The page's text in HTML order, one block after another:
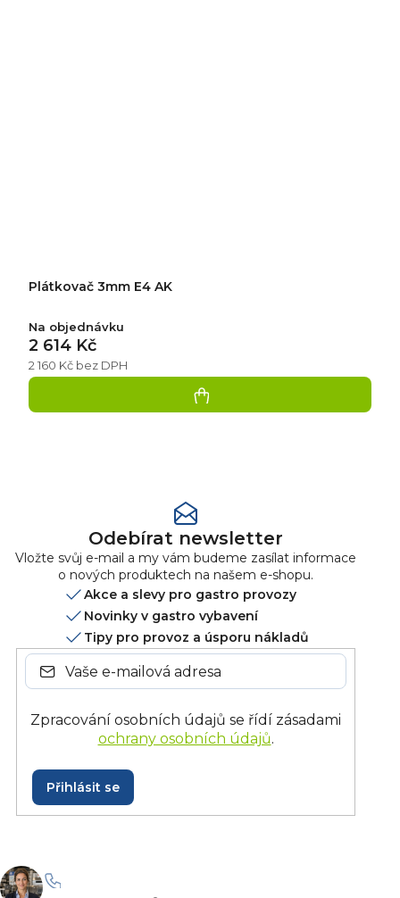
Plátkovač 3mm E4 AK
Na objednávku
2 160 Kč bez DPH
2 614 Kč
Odebírat newsletter
Vložte svůj e-mail a my vám budeme zasílat informace
o nových produktech na našem e-shopu.
Akce a slevy pro gastro provozy
Novinky v gastro vybavení
Tipy pro provoz a úsporu nákladů
Zpracování osobních údajů se řídí zásadami
ochrany osobních údajů.
Přihlásit se